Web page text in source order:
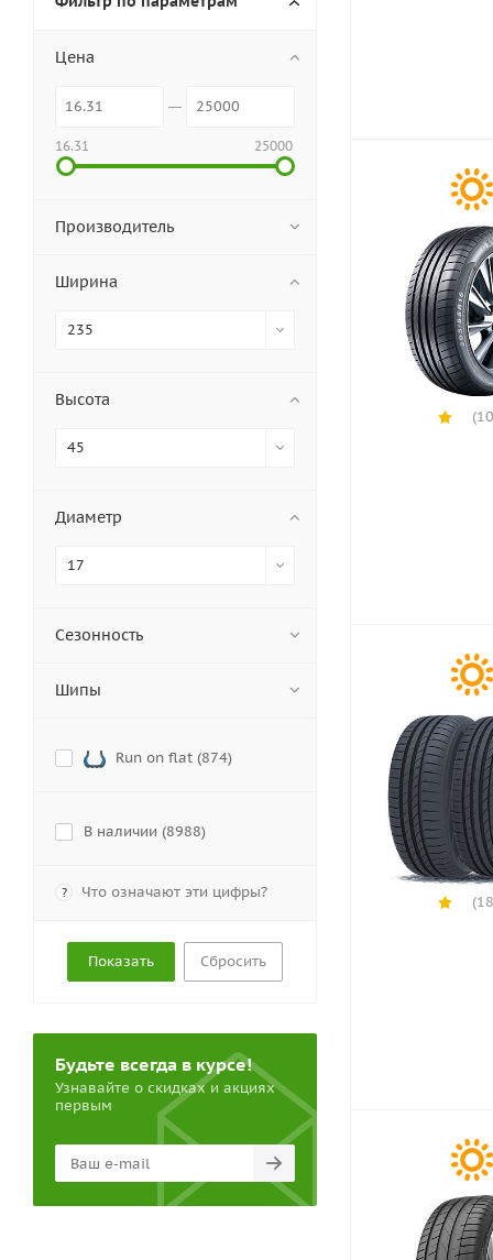
Цена
16.31 25000
Производитель
Ширина
235
Высота
45
Диаметр
17
Сезонность
Шипы
Run on flat (874)
В наличии (8988)
? Что означают эти цифры?
Сбросить
Будьте всегда в курсе!
Узнавайте о скидках и акциях
первым